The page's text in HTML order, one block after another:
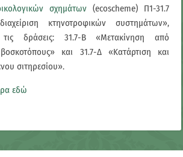
σχημάτων (ecoscheme) Π1-31.7
κτηνοτροφικών συστημάτων»,
τις δράσεις: 31.7-Β «Μετακίνηση από
και 31.7-Δ «Κατάρτιση και
σιτηρεσίου».
εδώ